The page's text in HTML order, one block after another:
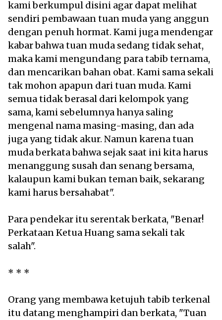
kami berkumpul disini agar dapat melihat
sendiri pembawaan tuan muda yang anggun
dengan penuh hormat. Kami juga mendengar
kabar bahwa tuan muda sedang tidak sehat,
maka kami mengundang para tabib ternama,
dan mencarikan bahan obat. Kami sama sekali
tak mohon apapun dari tuan muda. Kami
semua tidak berasal dari kelompok yang
sama, kami sebelumnya hanya saling
mengenal nama masing-masing, dan ada
juga yang tidak akur. Namun karena tuan
muda berkata bahwa sejak saat ini kita harus
menanggung susah dan senang bersama,
kalaupun kami bukan teman baik, sekarang
kami harus bersahabat".
Para pendekar itu serentak berkata, "Benar!
Perkataan Ketua Huang sama sekali tak
salah".
* * *
Orang yang membawa ketujuh tabib terkenal
itu datang menghampiri dan berkata, "Tuan